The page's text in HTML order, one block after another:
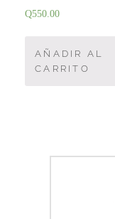
Q550.00
AÑADIR AL
CARRITO